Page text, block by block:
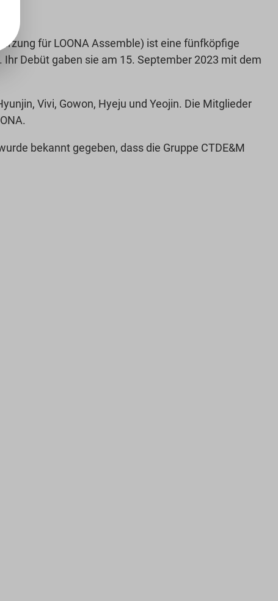
für LOONA Assemble) ist eine fünfköpfige
Ihr Debüt gaben sie am 15. September 2023 mit dem
Vivi, Gowon, Hyeju und Yeojin. Die Mitglieder
bekannt gegeben, dass die Gruppe CTDE&M